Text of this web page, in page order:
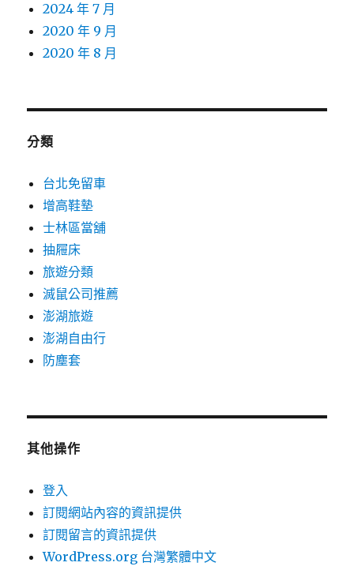
2024 年 7 月
2020 年 9 月
2020 年 8 月
分類
台北免留車
增高鞋墊
士林區當舖
抽屜床
旅遊分類
滅鼠公司推薦
澎湖旅遊
澎湖自由行
防塵套
其他操作
登入
訂閱網站內容的資訊提供
訂閱留言的資訊提供
WordPress.org 台灣繁體中文